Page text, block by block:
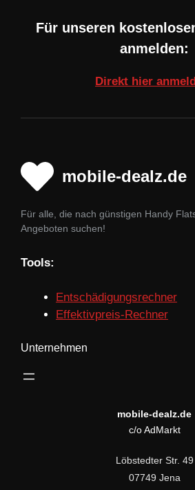
Für unseren
anmelden:
Direkt hier
mobile-dealz.de
Für alle, die nach günstigen Handy
Angeboten suchen!
Tools:
Entschädigungsrechner
Effektivpreis-Rechner
Unternehmen
mobile-dealz.de
c/o AdMarkt
Löbstedter Str. 49
07749 Jena